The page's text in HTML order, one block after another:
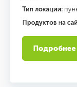
Тип локации:
Продуктов на
Подробнее